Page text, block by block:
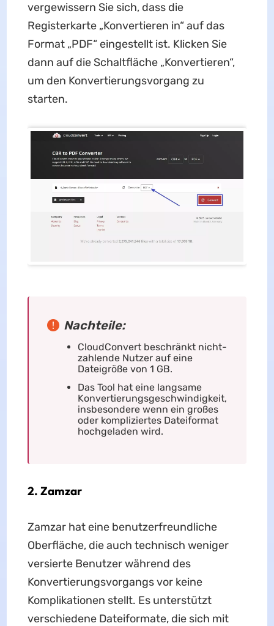
vergewissern Sie sich, dass die
Registerkarte „Konvertieren in“ auf das
Format „PDF“ eingestellt ist. Klicken Sie
dann auf die Schaltfläche „Konvertieren“,
um den Konvertierungsvorgang zu
starten.
Nachteile:
CloudConvert beschränkt nicht-
zahlende Nutzer auf eine
Dateigröße von 1 GB.
Das Tool hat eine langsame
Konvertierungsgeschwindigkeit,
insbesondere wenn ein großes
oder kompliziertes Dateiformat
hochgeladen wird.
2. Zamzar
Zamzar hat eine benutzerfreundliche
Oberfläche, die auch technisch weniger
versierte Benutzer während des
Konvertierungsvorgangs vor keine
Komplikationen stellt. Es unterstützt
verschiedene Dateiformate, die sich mit